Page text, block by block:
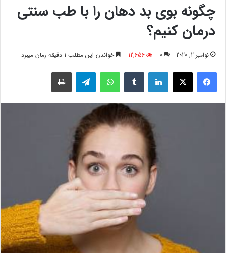
چگونه بوی بد دهان را با طب سنتی
درمان کنیم؟
نوامبر 2, 2020 0
12,656 خواندن این مطلب 1 دقیقه زمان میبرد
فیسبوک لینکدین واتس آپ